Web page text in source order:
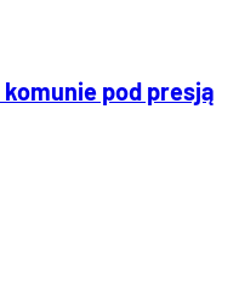
pod presją